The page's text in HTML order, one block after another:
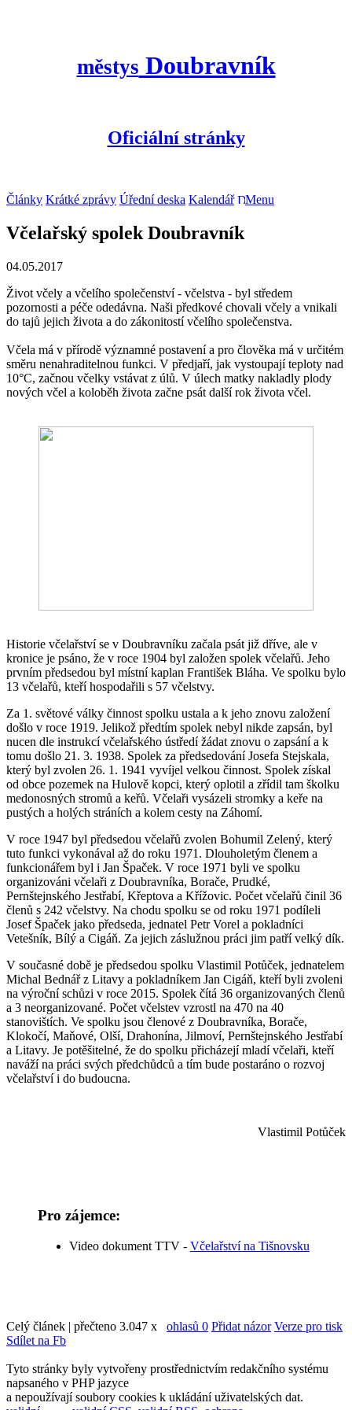
městys Doubravník
Oficiální stránky
Články Krátké zprávy Úřední deska Kalendář Menu
Včelařský spolek Doubravník
04.05.2017
Život včely a včelího společenství - včelstva - byl středem
pozornosti a péče odedávna. Naši předkové chovali včely a vnikali
do tajů jejich života a do zákonitostí včelího společenstva.
Včela má v přírodě významné postavení a pro člověka má v určitém
směru nenahraditelnou funkci. V předjaří, jak vystoupají teploty nad
10°C, začnou včelky vstávat z úlů. V úlech matky nakladly plody
nových včel a koloběh života začne psát další rok života včel.
Historie včelařství se v Doubravníku začala psát již dříve, ale v
kronice je psáno, že v roce 1904 byl založen spolek včelařů. Jeho
prvním předsedou byl místní kaplan František Bláha. Ve spolku bylo
13 včelařů, kteří hospodařili s 57 včelstvy.
Za 1. světové války činnost spolku ustala a k jeho znovu založení
došlo v roce 1919. Jelikož předtím spolek nebyl nikde zapsán, byl
nucen dle instrukcí včelařského ústředí žádat znovu o zapsání a k
tomu došlo 21. 3. 1938. Spolek za předsedování Josefa Stejskala,
který byl zvolen 26. 1. 1941 vyvíjel velkou činnost. Spolek získal
od obce pozemek na Hulově kopci, který oplotil a zřídil tam školku
medonosných stromů a keřů. Včelaři vysázeli stromky a keře na
pustých a holých stráních a kolem cesty na Záhomí.
V roce 1947 byl předsedou včelařů zvolen Bohumil Zelený, který
tuto funkci vykonával až do roku 1971. Dlouholetým členem a
funkcionářem byl i Jan Špaček. V roce 1971 byli ve spolku
organizováni včelaři z Doubravníka, Borače, Prudké,
Pernštejnského Jestřabí, Křeptova a Křížovic. Počet včelařů činil 36
členů s 242 včelstvy. Na chodu spolku se od roku 1971 podíleli
Josef Špaček jako předseda, jednatel Petr Vorel a pokladníci
Vetešník, Bílý a Cigáň. Za jejich záslužnou práci jim patří velký dík.
V současné době je předsedou spolku Vlastimil Potůček, jednatelem
Michal Bednář z Litavy a pokladníkem Jan Cigáň, kteří byli zvoleni
na výroční schůzi v roce 2015. Spolek čítá 36 organizovaných členů
a 3 neorganizované. Počet včelstev vzrostl na 470 na 40
stanovištích. Ve spolku jsou členové z Doubravníka, Borače,
Klokočí, Maňové, Olší, Drahonína, Jilmoví, Pernštejnského Jestřabí
a Litavy. Je potěšitelné, že do spolku přicházejí mladí včelaři, kteří
naváží na práci svých předchůdců a tím bude postaráno o rozvoj
včelařství i do budoucna.
Vlastimil Potůček
Pro zájemce:
Video dokument TTV - Včelařství na Tišnovsku
Celý článek | přečteno 3.047 x ohlasů 0 Přidat názor Verze pro tisk
Sdílet na Fb
Tyto stránky byly vytvořeny prostřednictvím redakčního systému
napsaného v PHP jazyce
a nepoužívají soubory cookies k ukládání uživatelských dat.